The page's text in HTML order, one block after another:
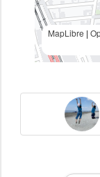
MapLibre |